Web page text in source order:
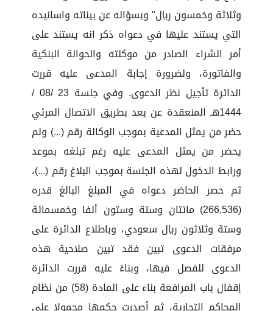
وثلاثة وخمسون ريال" وبسؤاله عن بيناته واسانيده
التي يستند عليها في دعواه ذكر انه يستند على
أمر الشراء الصادر من موكلته والحوالة البنكية
والفاتورة، ولضرورة إجابة المدعى عليه قررت
الدائرة تأجيل نظر الدعوى. وفي جلسة 23 /08 /
1444هـ المنعقدة عن بعد بطريق الاتصال المرئي
حضر من يمثل المدعية بموجب الوكالة رقم (...) ولم
يحضر من يمثل المدعى عليه رغم تبلغه بموعد
ورابط الدخول لهذه الجلسة بموجب البلاغ رقم (...)،
ثم حصر الحاضر دعواه في المبلغ البالغ قدره
(266,536) مائتان وستة وستون ألفا وخمسمائة
وستة وثلاثون ريال سعودي، وباطلاع الدائرة على
مرفقات الدعوى تبين فقد تبين صلاحية هذه
الدعوى للفصل فيها، وبناءً عليه قررت الدائرة
إقفال باب المرافعة بناء على المادة (58) من نظام
المحاكم التجارية، ثم أصدرت حكمها محمولا على